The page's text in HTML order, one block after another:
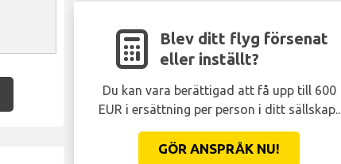
Blev ditt flyg försenat
eller inställt?
Du kan vara berättigad att få upp till 600
EUR i ersättning per person i ditt sällskap..
GÖR ANSPRÅK NU!